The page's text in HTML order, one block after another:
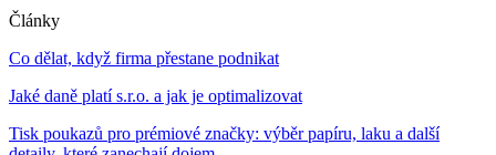
Články
Co dělat, když firma přestane podnikat
Jaké daně platí s.r.o. a jak je optimalizovat
Tisk poukazů pro prémiové značky: výběr papíru, laku a další